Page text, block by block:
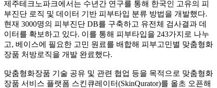
제주테크노파크에서는 수년간 연구를 통해 한국인 고유의 피
부진단 로직 및 데이터 기반 피부타입 분류 방법을 개발했다.
현재 3000명의 피부진단 DB를 구축하고 유전체 검사결과 데
이터를 확보하고 있다. 이를 통해 피부타입을 243가지로 나누
고, 베이스에 필요한 고민 원료를 배합해 피부고민별 맞춤형화
장품 처방로직을 개발 완료했다.
맞춤형화장품 기술 공유 및 관련 협업 등을 목적으로 맞춤형화
장품 서비스 플랫폼 스킨큐레이터(SkinQurator)를 올초 오픈해